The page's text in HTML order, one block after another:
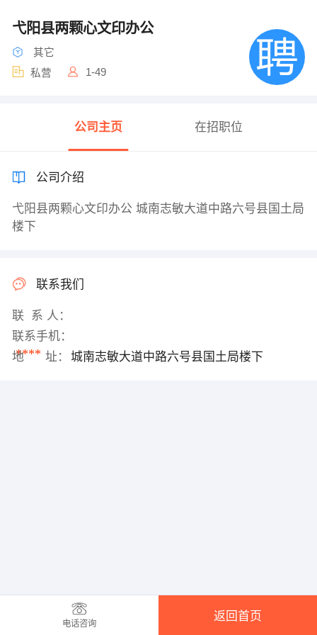
弋阳县两颗心文印办公
其它
私营
1-49
公司主页 在招职位
公司介绍
弋阳县两颗心文印办公 城南志敏大道中路六号县国土局
楼下
联系我们
联 系 人：
联系手机：
****
地 址： 城南志敏大道中路六号县国土局楼下
电话咨询
返回首页